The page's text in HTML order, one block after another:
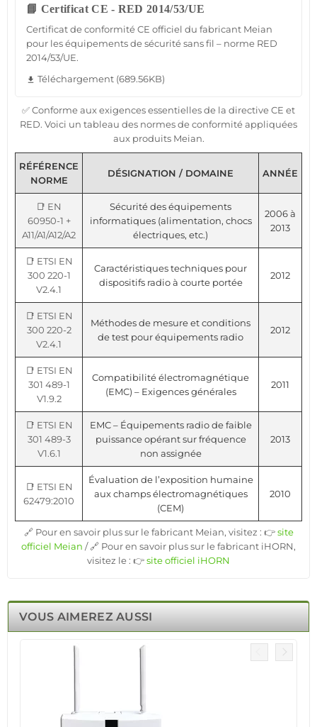
📘 Certificat CE - RED 2014/53/UE
Certificat de conformité CE officiel du fabricant Meian
pour les équipements de sécurité sans fil – norme RED
2014/53/UE.
file_download Téléchargement (689.56KB)
✅ Conforme aux exigences essentielles de la directive CE et
RED. Voici un tableau des normes de conformité appliquées
aux produits Meian.
RÉFÉRENCE
NORME
DÉSIGNATION / DOMAINE ANNÉE
📑 EN
60950-1 +
A11/A1/A12/A2
Sécurité des équipements
informatiques (alimentation, chocs
électriques, etc.)
2006 à
2013
📑 ETSI EN
300 220-1
V2.4.1
Caractéristiques techniques pour
dispositifs radio à courte portée
2012
📑 ETSI EN
300 220-2
V2.4.1
Méthodes de mesure et conditions
de test pour équipements radio
2012
📑 ETSI EN
301 489-1
V1.9.2
Compatibilité électromagnétique
(EMC) – Exigences générales
2011
📑 ETSI EN
301 489-3
V1.6.1
EMC – Équipements radio de faible
puissance opérant sur fréquence
non assignée
2013
📑 ETSI EN
62479:2010
Évaluation de l’exposition humaine
aux champs électromagnétiques
(CEM)
2010
🔗 Pour en savoir plus sur le fabricant Meian, visitez : 👉site
officiel Meian / 🔗 Pour en savoir plus sur le fabricant iHORN,
visitez le : 👉site officiel iHORN
VOUS AIMEREZ AUSSI